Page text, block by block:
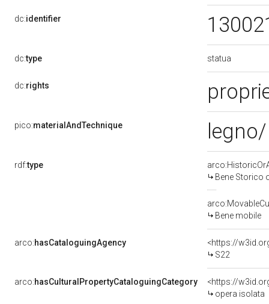
dc:identifier
dc:type statua
dc:rights
pico:materialAndTechnique
rdf:type
Bene Storico
Bene mobile
arco:hasCataloguingAgency
<https://
S22
arco:hasCulturalPropertyCataloguingCategory
<https://
opera isolata